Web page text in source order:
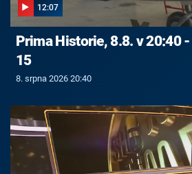
12:07
Prima Historie, 8.8. v 20:40
15
8. srpna 2026 20:40